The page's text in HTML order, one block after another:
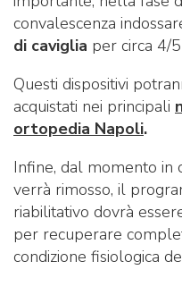
convalescenza
di caviglia per circa 4/
Questi dispositivi
acquistati nei principali
ortopedia Napoli.
Infine, dal momento in
verrà rimosso, il
riabilitativo dovrà
per recuperare
condizione fisiologica